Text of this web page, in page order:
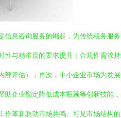
息咨询服务的崛起，为传统税务服
与精准度的要求提升；合规性需求
评估）；再次，中小企业市场为发
企业锁定降低成本瓶颈等创新技能
革新驱动市场共鸣。可见市场结构